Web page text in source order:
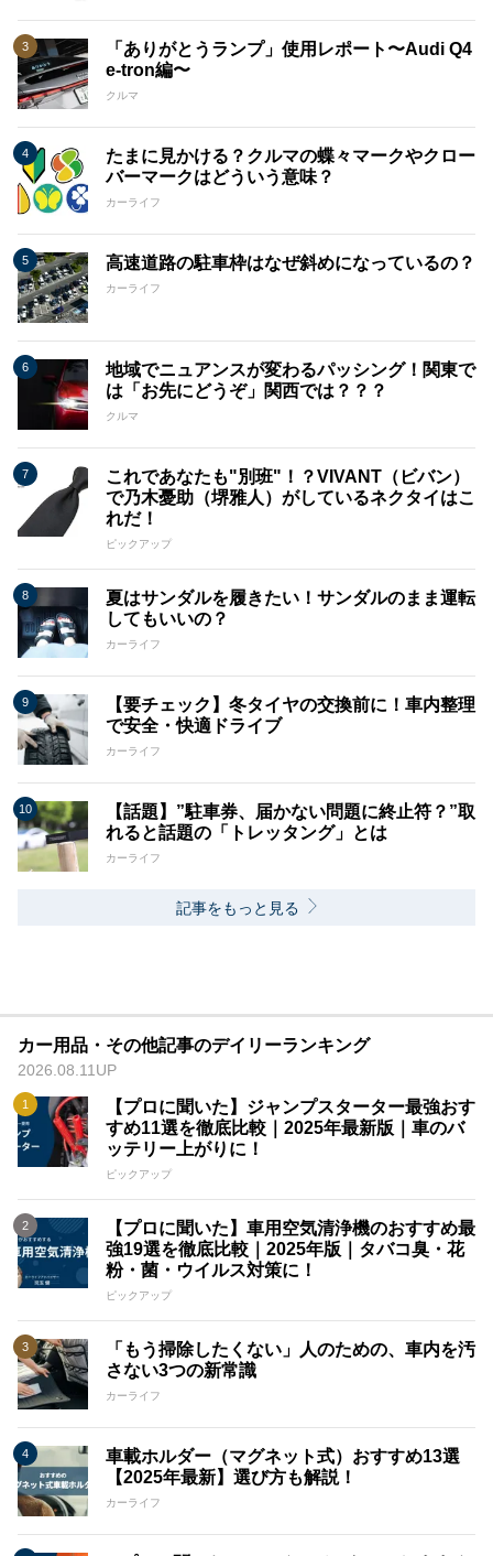
「ありがとうランプ」使用レポート〜Audi Q4
e-tron編〜
クルマ
たまに見かける？クルマの蝶々マークやクロー
バーマークはどういう意味？
カーライフ
高速道路の駐車枠はなぜ斜めになっているの？
カーライフ
地域でニュアンスが変わるパッシング！関東で
は「お先にどうぞ」関西では？？？
クルマ
これであなたも"別班"！？VIVANT（ビバン）
で乃木憂助（堺雅人）がしているネクタイはこ
れだ！
ピックアップ
夏はサンダルを履きたい！サンダルのまま運転
してもいいの？
カーライフ
【要チェック】冬タイヤの交換前に！車内整理
で安全・快適ドライブ
カーライフ
【話題】”駐車券、届かない問題に終止符？”取
れると話題の「トレッタング」とは
カーライフ
記事をもっと見る
カー用品・その他記事のデイリーランキング
2026.08.11UP
【プロに聞いた】ジャンプスターター最強おす
すめ11選を徹底比較｜2025年最新版｜車のバ
ッテリー上がりに！
ピックアップ
【プロに聞いた】車用空気清浄機のおすすめ最
強19選を徹底比較｜2025年版｜タバコ臭・花
粉・菌・ウイルス対策に！
ピックアップ
「もう掃除したくない」人のための、車内を汚
さない3つの新常識
カーライフ
車載ホルダー（マグネット式）おすすめ13選
【2025年最新】選び方も解説！
カーライフ